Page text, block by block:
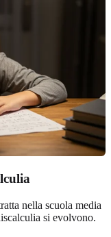
nella scuola media
si evolvono.